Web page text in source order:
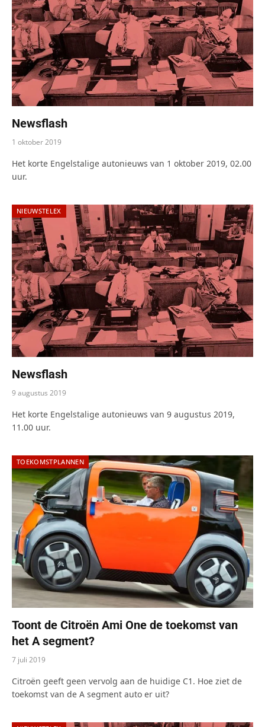
Newsflash
1 oktober 2019
Het korte Engelstalige autonieuws van 1 oktober 2019, 02.00
uur.
NIEUWSTELEX
Newsflash
9 augustus 2019
Het korte Engelstalige autonieuws van 9 augustus 2019,
11.00 uur.
TOEKOMSTPLANNEN
Toont de Citroën Ami One de toekomst van
het A segment?
7 juli 2019
Citroën geeft geen vervolg aan de huidige C1. Hoe ziet de
toekomst van de A segment auto er uit?